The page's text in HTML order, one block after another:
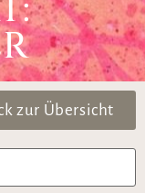
zur Übersicht